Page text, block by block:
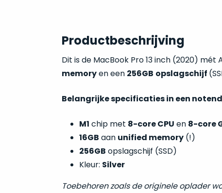
Productbeschrijving
Dit is de MacBook Pro 13 inch (2020) mét
memoryen een 256GB opslagschijf
Belangrijke specificaties in een
M1 chip met 8-core CPU en 8-core
16GB aan unified memory(!)
256GB opslagschijf (SSD)
Kleur: Silver
Toebehoren zoals de originele oplader